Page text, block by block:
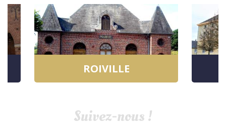
ROIVILLE
Suivez-nous !